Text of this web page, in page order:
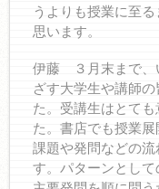
うよりも授業に至
思います。
伊藤 ３月末まで、
ざす大学生や講師
た。受講生はとて
た。書店でも授業展
課題や発問などの
す。パターンとして